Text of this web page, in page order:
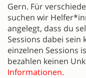
Gern. Für
suchen wir
angelegt, dass du
Sessions dabei
einzelnen Sessions
bezahlen keinen
Informationen.